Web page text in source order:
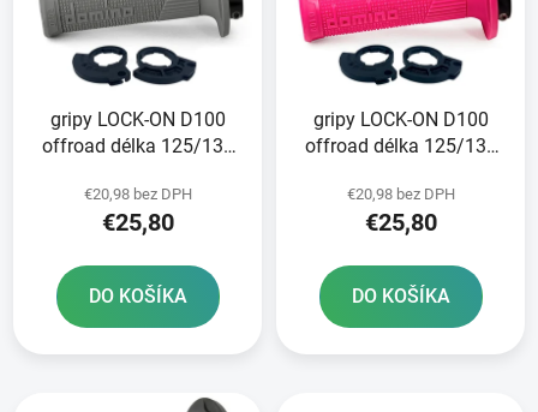
gripy LOCK-ON D100
offroad délka 125/130
šedé
€20,98 bez DPH
€25,80
DO KOŠÍKA
gripy LOCK-ON D100
offroad délka 125/130
růžov
€20,98 bez DPH
€25,80
DO KOŠÍKA